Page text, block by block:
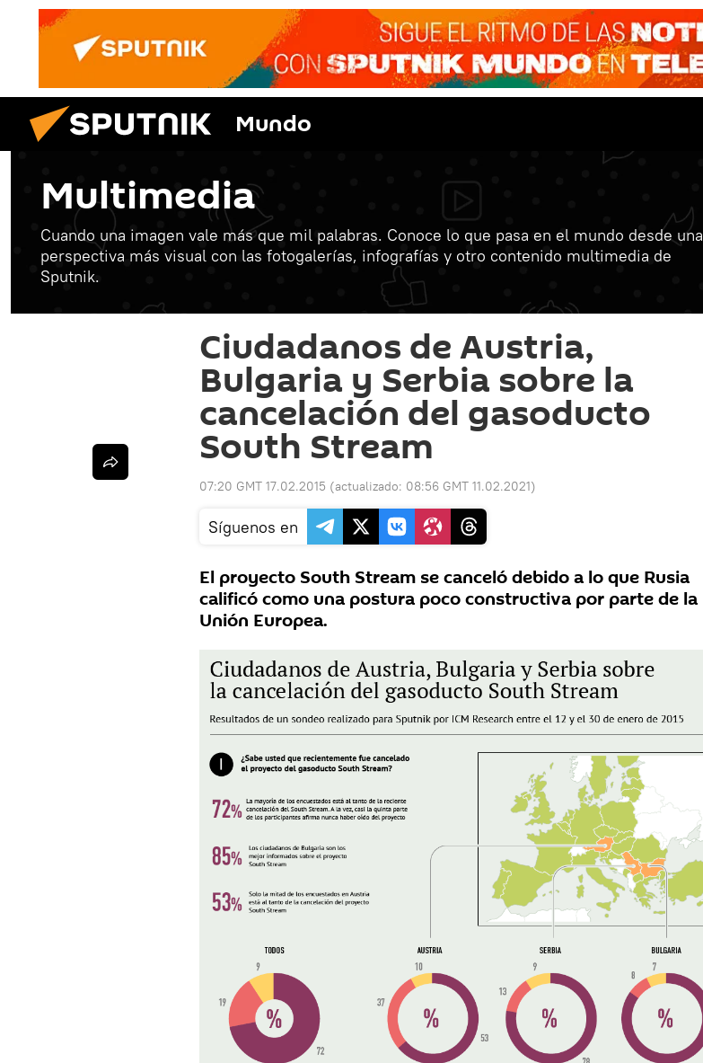
Mundo
Multimedia
Cuando una imagen vale más que mil palabras. Conoce lo que pasa en el mundo desde una
perspectiva más visual con las fotogalerías, infografías y otro contenido multimedia de
Sputnik.
Ciudadanos de Austria,
Bulgaria y Serbia sobre la
cancelación del gasoducto
South Stream
07:20 GMT 17.02.2015 (actualizado: 08:56 GMT 11.02.2021)
Síguenos en
El proyecto South Stream se canceló debido a lo que Rusia
calificó como una postura poco constructiva por parte de la
Unión Europea.